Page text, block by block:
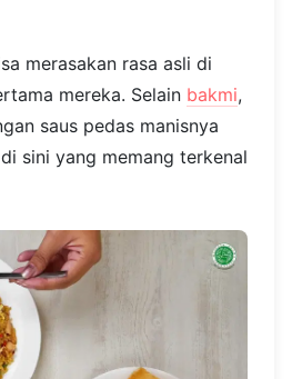
merasakan rasa asli di
mereka. Selain bakmi,
saus pedas manisnya
sini yang memang terkenal